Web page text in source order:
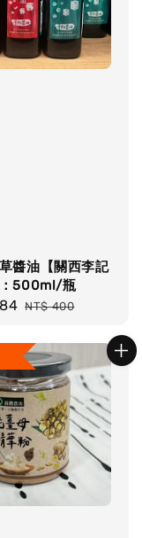
醬油【關西李記
500ml/瓶
Regular
NT$ 400